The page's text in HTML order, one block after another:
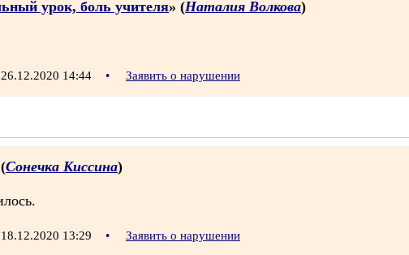
урок, боль учителя» (Наталия Волкова)
14:44 • Заявить о нарушении
Сонечка Киссина)
13:29 • Заявить о нарушении